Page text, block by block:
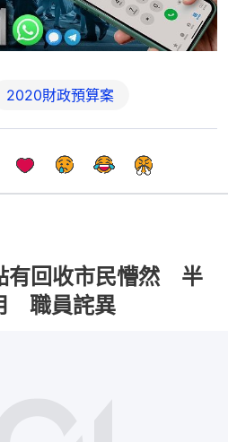
2020財政預算案
有回收市民懵然 半
職員詫異